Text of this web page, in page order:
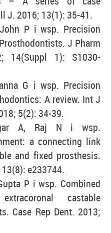
J. 2016; 13(1): 35-41.
P i wsp. Precision
J Pharm
14(Suppl 1): S1030-
G i wsp. Precision
A review. Int J
5(2): 34-39.
A, Raj N i wsp.
a connecting link
and fixed prosthesis.
13(8): e233744.
P i wsp. Combined
castable
Case Rep Dent. 2013;